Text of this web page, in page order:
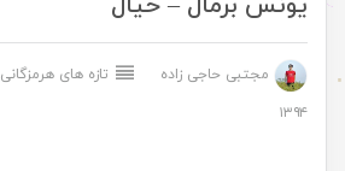
مجتبی حاجی زاده تازه های هرمزگانی
۱۳۹۴